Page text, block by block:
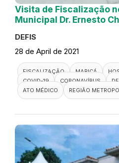
Visita de Fiscalização
Municipal Dr. Ernesto
DEFIS
28 de April de 2021
FISCALIZAÇÃO MARICÁ
COVID-19
CORONAVÍRUS
ATO MÉDICO
REGIÃO